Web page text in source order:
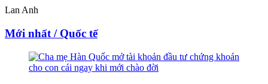
Lan Anh
Mới nhất / Quốc tế